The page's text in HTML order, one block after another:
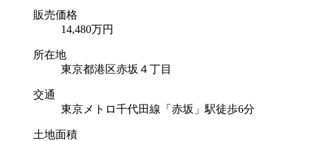
販売価格
14,480万円
所在地
東京都港区赤坂４丁目
交通
東京メトロ千代田線「赤坂」駅徒歩6分
土地面積